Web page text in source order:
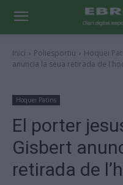
Inici Poliesportiu Hoquei
anuncia la seua retirada de
Hoquei Patins
El porter
Gisbert
retirada de